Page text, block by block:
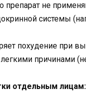
не
системы
похудение при
легкими причинами
отдельным лицам: